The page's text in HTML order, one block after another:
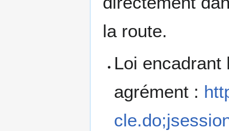
la route.
Loi encadrant
agrément :